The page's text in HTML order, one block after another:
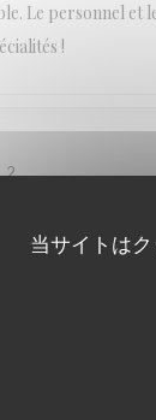
当サイトは
Le personnel et
!
2
terroir , le couple